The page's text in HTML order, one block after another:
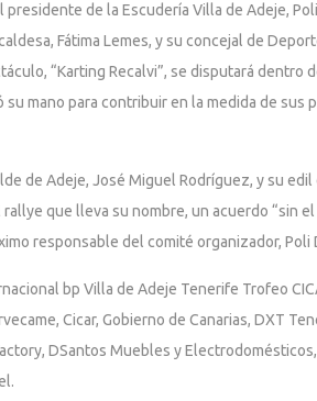
presidente de la Escudería Villa de Adeje,
Fátima Lemes, y su concejal de
“Karting Recalvi”, se disputará
mano para contribuir en la medida de
de Adeje, José Miguel Rodríguez, y su
que lleva su nombre, un acuerdo “sin
responsable del comité organizador, Poli
bp Villa de Adeje Tenerife Trofeo
Cicar, Gobierno de Canarias, DXT
DSantos Muebles y